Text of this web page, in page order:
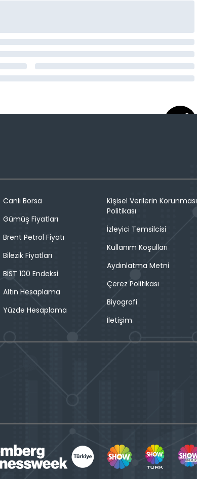
Canlı Borsa
Gümüş Fiyatları
Brent Petrol Fiyatı
Bilezik Fiyatları
BIST 100 Endeksi
Altın Hesaplama
Yüzde Hesaplama
Kişisel Verilerin Korunması
Politikası
İzleyici Temsilcisi
Kullanım Koşulları
Aydınlatma Metni
Çerez Politikası
Biyografi
İletişim